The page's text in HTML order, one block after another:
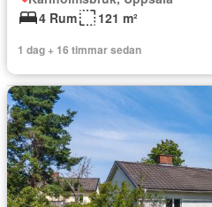
4 Rum
121 m²
1 dag + 16 timmar sedan